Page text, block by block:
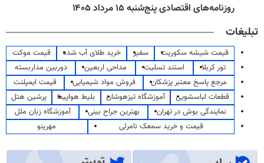
روزنامه‌های اقتصادی پنج‌شنبه ۱۵ مرداد ۱۴۰۵
تبلیغات
قیمت شیشه سکوریت سفیر خرید طلای آب شده
قیمت موکت
تور کربلا
استند تسلیت مداحی اربعین
دوربین مداربسته
مرجع پاسخ معتبر پزشکان
فروش مواد شیمیایی
قیمت ایمپلنت
قطعات لباسشویی
آموزشگاه تیزهوشان بلیط هواپیما
پرشین هتل
نمایندگی بوش در تهران
بهترین جراح بینی
آموزشگاه زبان ملل
قیمت و خرید سمعک نامرئی
مهرینو